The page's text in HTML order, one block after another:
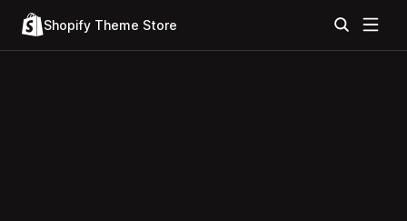
Shopify Theme Store